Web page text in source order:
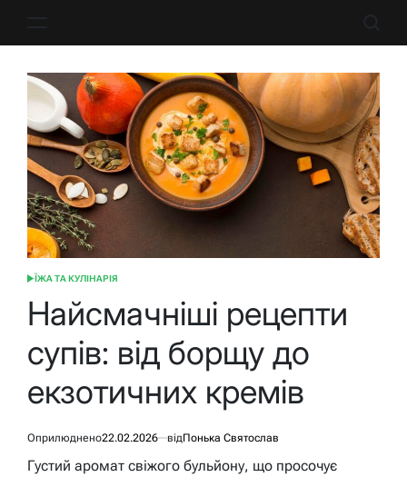
ОПУБЛІКУВАТИ
ЇЖА ТА КУЛІНАРІЯ
Найсмачніші рецепти
супів: від борщу до
екзотичних кремів
Оприлюднено22.02.2026 відПонька Святослав
Густий аромат свіжого бульйону, що просочує